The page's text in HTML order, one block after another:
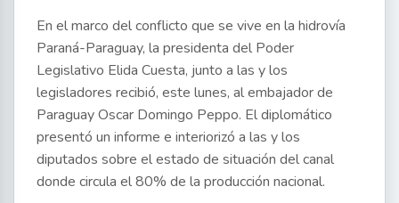
En el marco del conflicto que se vive en la hidrovía
Paraná-Paraguay, la presidenta del Poder
Legislativo Elida Cuesta, junto a las y los
legisladores recibió, este lunes, al embajador de
Paraguay Oscar Domingo Peppo. El diplomático
presentó un informe e interiorizó a las y los
diputados sobre el estado de situación del canal
donde circula el 80% de la producción nacional.